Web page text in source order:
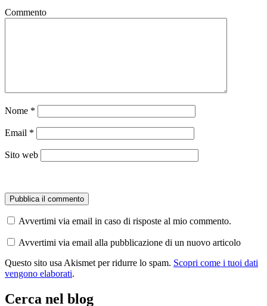
Commento
Nome *
Email *
Sito web
Avvertimi via email in caso di risposte al mio commento.
Avvertimi via email alla pubblicazione di un nuovo articolo
Questo sito usa Akismet per ridurre lo spam. Scopri come i tuoi dati
vengono elaborati.
Cerca nel blog